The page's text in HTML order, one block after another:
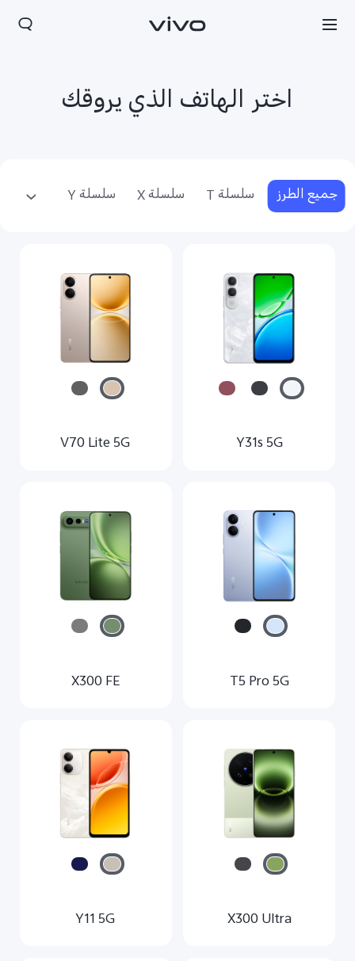
UAE(AR) | حدد البلد/المنطقة
اختر الهاتف الذي يروقك
جميع الطرز سلسلة T سلسلة X
سلسلة Y
Y31s 5G
V70 Lite 5G
T5 Pro 5G
X300 FE
X300 Ultra
Y11 5G